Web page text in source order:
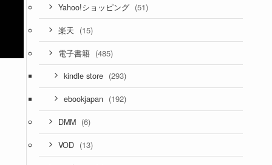
Yahoo!ショッピング (51)
楽天 (15)
電子書籍 (485)
kindle store (293)
ebookjapan (192)
DMM (6)
VOD (13)